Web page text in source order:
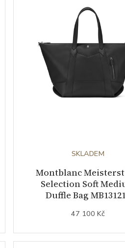
SKLADEM
Montblanc
Selection Soft
Duffle Bag
47 100 Kč